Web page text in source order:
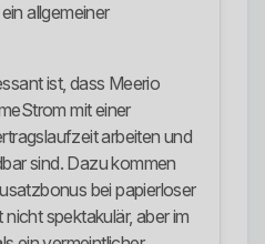
allgemeiner
ist, dass Meerio
mit einer
arbeiten und
sind. Dazu kommen
bei papierloser
spektakulär, aber im